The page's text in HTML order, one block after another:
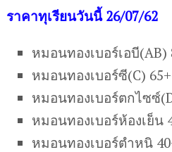
ราคาทุเรียนวันนี้ 26/07/62
หมอนทองเบอร์เอบี
หมอนทองเบอร์ซี(C)
หมอนทองเบอร์ตกไซซ์
หมอนทองเบอร์ห้องเย็น
หมอนทองเบอร์ตำหนิ